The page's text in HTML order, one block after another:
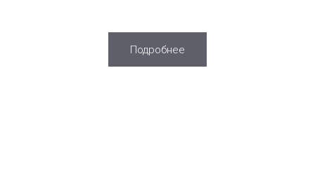
Подробнее